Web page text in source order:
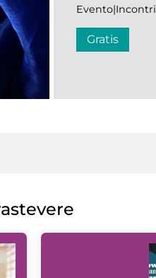
Evento|Incontri
Gratis